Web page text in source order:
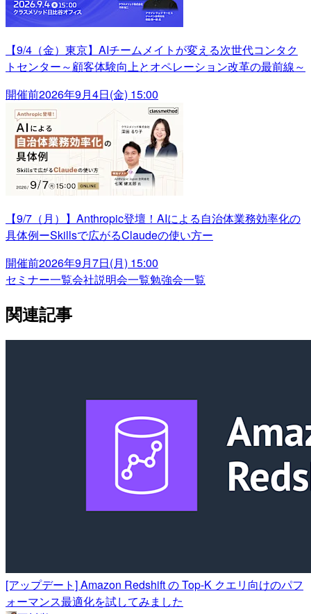
【9/4（金）東京】AIチームメイトが変える次世代コンタク
トセンター～顧客体験向上とオペレーション改革の最前線～
開催前2026年9月4日(金) 15:00
【9/7（月）】Anthropic登壇！AIによる自治体業務効率化の
具体例ーSkillsで広がるClaudeの使い方ー
開催前2026年9月7日(月) 15:00
セミナー一覧会社説明会一覧勉強会一覧
関連記事
[アップデート] Amazon Redshift の Top-K クエリ向けのパフ
ォーマンス最適化を試してみました